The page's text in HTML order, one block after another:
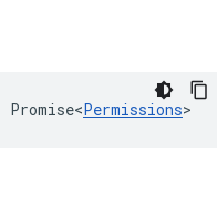
Promise<Permissions>